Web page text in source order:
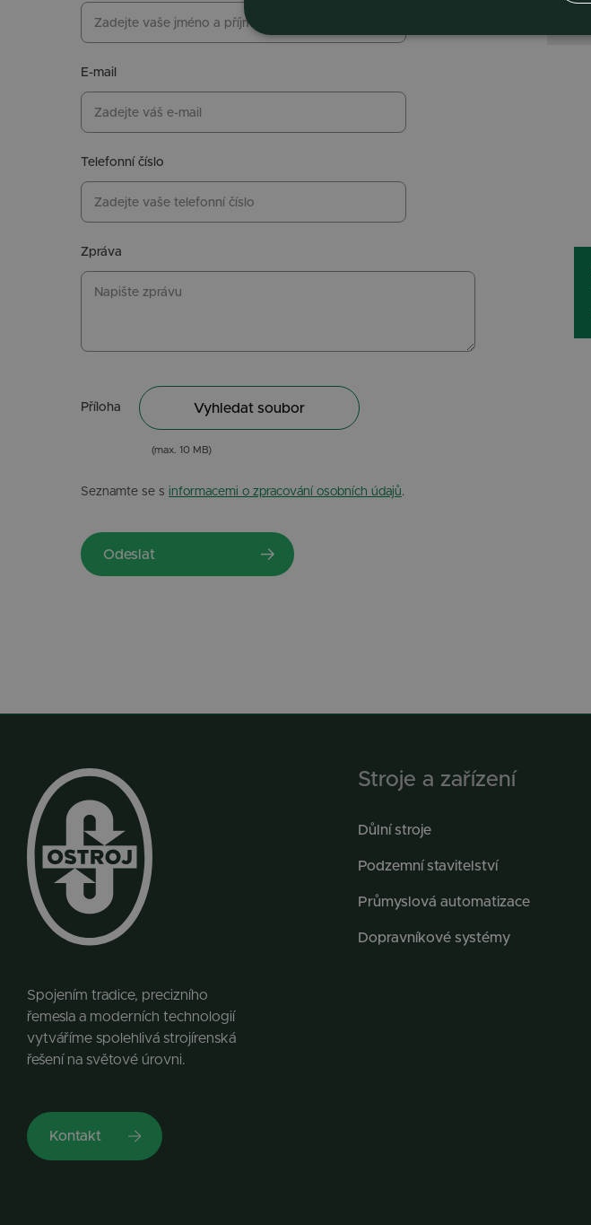
E-mail
Telefonní číslo
Zpráva
Příloha Vyhledat soubor
(max. 10 MB)
Seznamte se s informacemi o zpracování osobních údajů.
Spojením tradice, precizního
řemesla a moderních technologií
vytváříme spolehlivá strojírenská
řešení na světové úrovni.
Kontakt
Stroje a zařízení
Důlní stroje
Podzemní stavitelství
Průmyslová automatizace
Dopravníkové systémy